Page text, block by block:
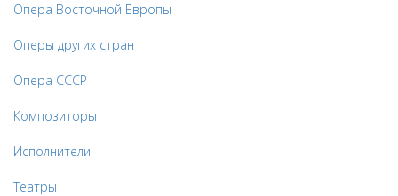
Опера Восточной Европы
Оперы других стран
Опера СССР
Композиторы
Исполнители
Театры